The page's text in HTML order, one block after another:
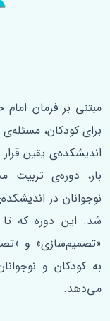
برای کودکان،
اندیشکده‌ی یقین
‌بار، دوره‌ی تربیت
نوجوانان در
«تصمیم‌سازی» و
به کودکان و
می‌دهد.